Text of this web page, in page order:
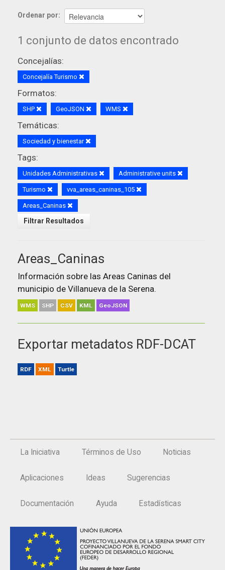
Ordenar por
1 conjunto de datos encontrado
Concejalías:
Concejalía Turismo
Formatos:
SHP GeoJSON WMS
Temáticas:
Sociedad y bienestar
Tags:
Unidades Administrativas Administrative units
Turismo vva_areas_caninas_105
Areas_Caninas
Filtrar Resultados
Areas_Caninas
Información sobre las Areas Caninas del
municipio de Villanueva de la Serena.
WMS SHP CSV KML GeoJSON
Exportar metadatos RDF-DCAT
RDF XML Turtle
La Iniciativa Términos de Uso Noticias
Aplicaciones Ideas Sugerencias
Documentación Ayuda Estadísticas